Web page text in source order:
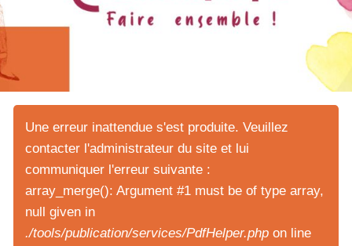
Une erreur inattendue s'est produite. Veuillez
contacter l'administrateur du site et lui
communiquer l'erreur suivante :
array_merge(): Argument #1 must be of type array,
null given in
./tools/publication/services/PdfHelper.php on line